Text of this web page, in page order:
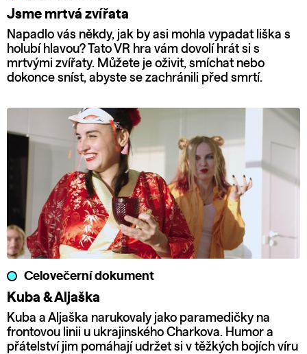
Jsme mrtvá zvířata
Napadlo vás někdy, jak by asi mohla vypadat liška s
holubí hlavou? Tato VR hra vám dovolí hrát si s
mrtvými zvířaty. Můžete je oživit, smíchat nebo
dokonce sníst, abyste se zachránili před smrtí.
Celovečerní dokument
Kuba & Aljaška
Kuba a Aljaška narukovaly jako paramedičky na
frontovou linii u ukrajinského Charkova. Humor a
přátelství jim pomáhají udržet si v těžkých bojích víru